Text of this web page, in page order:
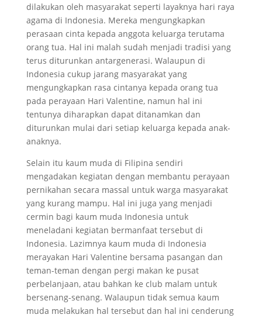
dilakukan oleh masyarakat seperti layaknya hari raya
agama di Indonesia. Mereka mengungkapkan
perasaan cinta kepada anggota keluarga terutama
orang tua. Hal ini malah sudah menjadi tradisi yang
terus diturunkan antargenerasi. Walaupun di
Indonesia cukup jarang masyarakat yang
mengungkapkan rasa cintanya kepada orang tua
pada perayaan Hari Valentine, namun hal ini
tentunya diharapkan dapat ditanamkan dan
diturunkan mulai dari setiap keluarga kepada anak-
anaknya.
Selain itu kaum muda di Filipina sendiri
mengadakan kegiatan dengan membantu perayaan
pernikahan secara massal untuk warga masyarakat
yang kurang mampu. Hal ini juga yang menjadi
cermin bagi kaum muda Indonesia untuk
meneladani kegiatan bermanfaat tersebut di
Indonesia. Lazimnya kaum muda di Indonesia
merayakan Hari Valentine bersama pasangan dan
teman-teman dengan pergi makan ke pusat
perbelanjaan, atau bahkan ke club malam untuk
bersenang-senang. Walaupun tidak semua kaum
muda melakukan hal tersebut dan hal ini cenderung